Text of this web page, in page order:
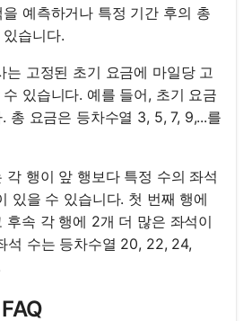
예측하거나 특정 기간 후의 총
습니다.
는 고정된 초기 요금에 마일당 고
있습니다. 예를 들어, 초기 요금
총 요금은 등차수열 3, 5, 7, 9,...를
각 행이 앞 행보다 특정 수의 좌석
있을 수 있습니다. 첫 번째 행에
후속 각 행에 2개 더 많은 좌석이
석 수는 등차수열 20, 22, 24,